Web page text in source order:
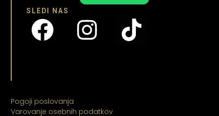
SLEDI NAS
Pogoji poslovanja
Varovanje osebnih podatkov